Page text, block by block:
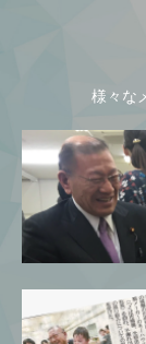
様々な